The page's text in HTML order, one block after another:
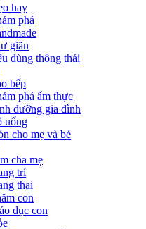
hay
phá
giãn
dùng thông thái
bếp
phá ẩm thực
dưỡng gia đình
uống
cho mẹ và bé
cha mẹ
trí
thai
con
dục con